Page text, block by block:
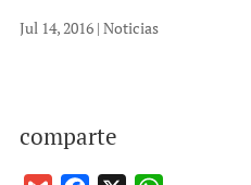
Jul 14, 2016| Noticias
comparte